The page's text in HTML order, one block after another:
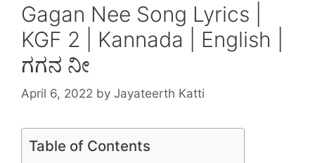
Gagan Nee Song Lyrics |
KGF 2 | Kannada | English |
ಗಗನ ನೀ
April 6, 2022 by Jayateerth Katti
Table of Contents